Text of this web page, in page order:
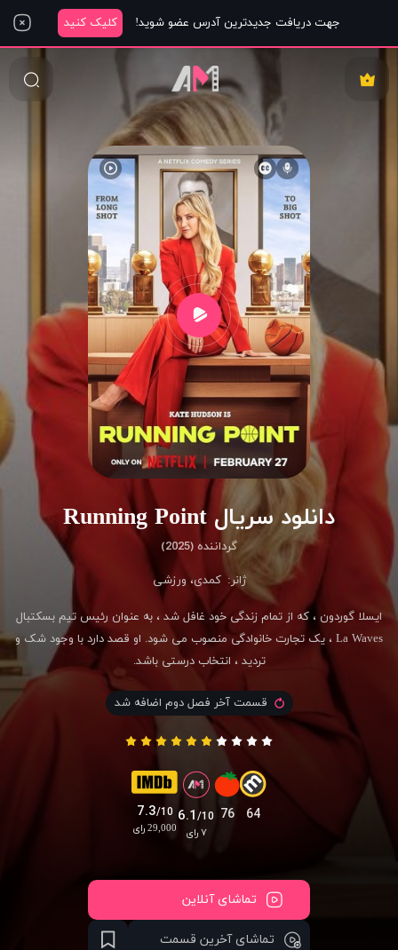
جهت دریافت جدیدترین آدرس عضو شوید! کلیک کنید
دانلود سریال Running Point
گرداننده (2025)
ژانر: کمدی، ورزشی
ایسلا گوردون ، که از تمام زندگی خود غافل شد ، به عنوان رئیس تیم بسکتبال
La Waves ، یک تجارت خانوادگی منصوب می شود. او قصد دارد با وجود شک و
تردید ، انتخاب درستی باشد.
قسمت آخر فصل دوم اضافه شد
7.3/10
29,000 رای
6.1/10
۷ رای
76 64
تماشای آنلاین
تماشای آخرین قسمت